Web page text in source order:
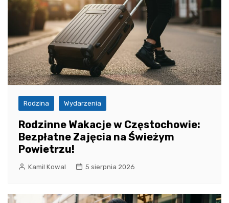
Rodzina Wydarzenia
Rodzinne Wakacje w Częstochowie:
Bezpłatne Zajęcia na Świeżym
Powietrzu!
Kamil Kowal 5 sierpnia 2026